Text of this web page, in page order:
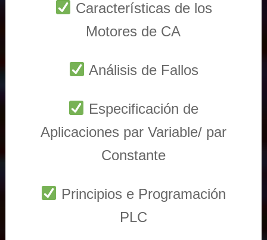
Características de los
Motores de CA
Análisis de Fallos
Especificación de
Aplicaciones par Variable/ par
Constante
Principios e Programación
PLC